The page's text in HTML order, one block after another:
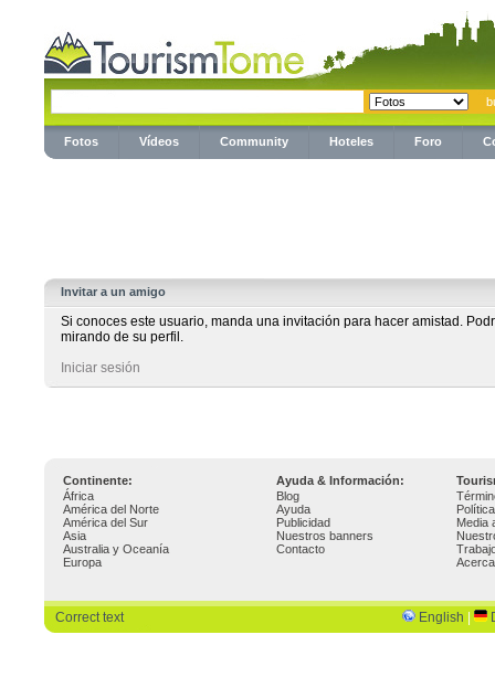
Fotos Vídeos Community Hoteles Foro
Invitar a un amigo
Si conoces este usuario, manda una invitación para hacer amistad.
mirando de su perfil.
Iniciar sesión
Continente: Ayuda & Información:
África
América del Norte
América del Sur
Asia
Australia y Oceanía
Europa
Blog
Ayuda
Publicidad
Nuestros banners
Contacto
Media
Correct text English